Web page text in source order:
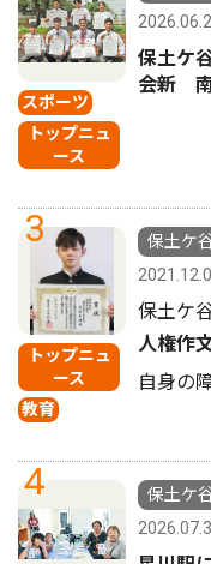
スポーツ
トップニュ
ース
保土ケ
会新 南
3
トップニュ
ース
教育
保土ケ
保土ケ
人権作
自身の
4
保土ケ